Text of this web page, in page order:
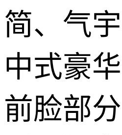
简、气
中式豪华
前脸部